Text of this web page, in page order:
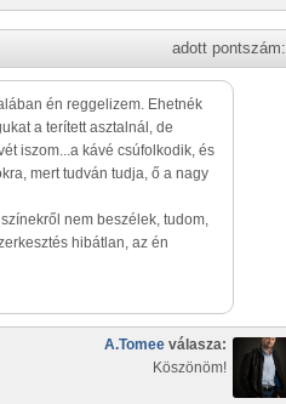
adott pontszám:
én reggelizem. Ehetnék
a terített asztalnál, de
iszom...a kávé csúfolkodik, és
mert tudván tudja, ő a nagy
nem beszélek, tudom,
hibátlan, az én
A.Tomee válasza:
Köszönöm!